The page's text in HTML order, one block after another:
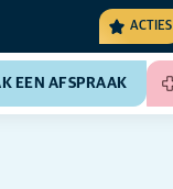
ACTIES
EEN AFSPRAAK